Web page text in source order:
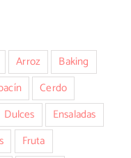
Arroz
Baking
Cerdo
Dulces
Ensaladas
Fruta